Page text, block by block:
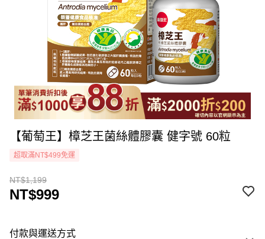
【葡萄王】樟芝王菌絲體膠囊 健字號 60粒
超取滿NT$499免運
NT$1,199
NT$999
付款與運送方式